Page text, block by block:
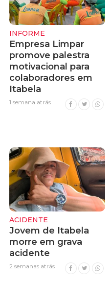
INFORME
Empresa Limpar
promove palestra
motivacional para
colaboradores em
Itabela
1 semana atrás
ACIDENTE
Jovem de Itabela
morre em grava
acidente
2 semanas atrás